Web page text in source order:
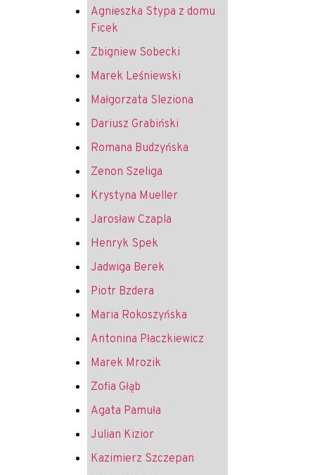
Agnieszka Stypa z domu
Ficek
Zbigniew Sobecki
Marek Leśniewski
Małgorzata Sleziona
Dariusz Grabiński
Romana Budzyńska
Zenon Szeliga
Krystyna Mueller
Jarosław Czapla
Henryk Spek
Jadwiga Berek
Piotr Bzdera
Maria Rokoszyńska
Antonina Płaczkiewicz
Marek Mrozik
Zofia Głąb
Agata Pamuła
Julian Kizior
Kazimierz Szczepan